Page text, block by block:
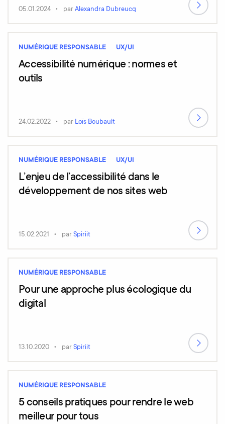
05.01.2024 par Alexandra Dubreucq
NUMÉRIQUE RESPONSABLE UX/UI
Accessibilité numérique : normes et
outils
24.02.2022 par Loïs Boubault
NUMÉRIQUE RESPONSABLE UX/UI
L’enjeu de l’accessibilité dans le
développement de nos sites web
15.02.2021 par Spiriit
NUMÉRIQUE RESPONSABLE
Pour une approche plus écologique du
digital
13.10.2020 par Spiriit
NUMÉRIQUE RESPONSABLE
5 conseils pratiques pour rendre le web
meilleur pour tous